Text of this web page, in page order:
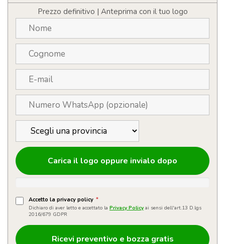
Prezzo definitivo | Anteprima con il tuo logo
Carica il logo oppure invialo dopo
Accetto la privacy policy *
Dichiaro di aver letto e accettato la Privacy Policy ai sensi dell'art.13 D.lgs
2016/679 GDPR